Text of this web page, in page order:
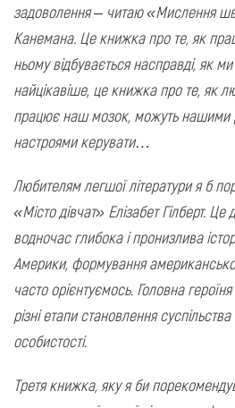
задоволення – читаю «Мислення
Канемана. Це книжка про те, як
ньому відбувається насправді, як
найцікавіше, це книжка про те, як
працює наш мозок, можуть нашими
настроями керувати…
Любителям легшої літератури я б
«Місто дівчат» Елізабет Гілберт.
водночас глибока і пронизлива
Америки, формування
часто орієнтуємось. Головна
різні етапи становлення суспільства
особистості.
Третя книжка, яку я би